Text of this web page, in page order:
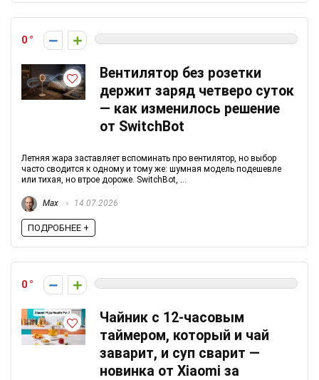
0
Вентилятор без розетки
держит заряд четверо суток
— как изменилось решение
от SwitchBot
Летняя жара заставляет вспоминать про вентилятор, но выбор
часто сводится к одному и тому же: шумная модель подешевле
или тихая, но втрое дороже. SwitchBot, ...
Max 14.07.2026
ПОДРОБНЕЕ +
0
Чайник с 12-часовым
таймером, который и чай
заварит, и суп сварит —
новинка от Xiaomi за